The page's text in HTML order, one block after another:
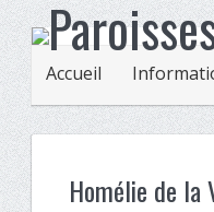
Accueil
Homélie de la